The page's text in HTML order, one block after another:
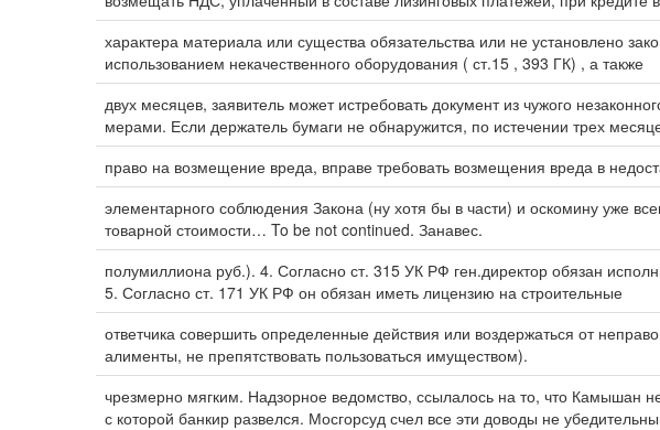
характера материала или существа обязательства или не установлено
использованием некачественного оборудования ( ст.15 , 393 ГК) , а также
двух месяцев, заявитель может истребовать документ из чужого
мерами. Если держатель бумаги не обнаружится, по истечении трех
право на возмещение вреда, вправе требовать возмещения вреда в
элементарного соблюдения Закона (ну хотя бы в части) и оскомину уже
товарной стоимости… To be not continued. Занавес.
полумиллиона руб.). 4. Согласно ст. 315 УК РФ ген.директор обязан
5. Согласно ст. 171 УК РФ он обязан иметь лицензию на строительные
ответчика совершить определенные действия или воздержаться от
алименты, не препятствовать пользоваться имуществом).
чрезмерно мягким. Надзорное ведомство, ссылалось на то, что Камышан
с которой банкир развелся. Мосгорсуд счел все эти доводы не